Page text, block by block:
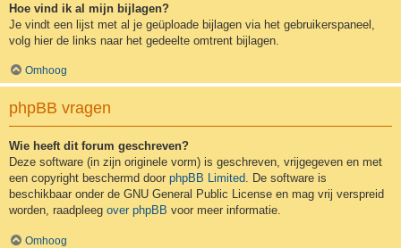
Hoe vind ik al mijn bijlagen?
Je vindt een lijst met al je geüploade bijlagen via het gebruikerspaneel,
volg hier de links naar het gedeelte omtrent bijlagen.
Omhoog
phpBB vragen
Wie heeft dit forum geschreven?
Deze software (in zijn originele vorm) is geschreven, vrijgegeven en met
een copyright beschermd door phpBB Limited. De software is
beschikbaar onder de GNU General Public License en mag vrij verspreid
worden, raadpleeg over phpBB voor meer informatie.
Omhoog